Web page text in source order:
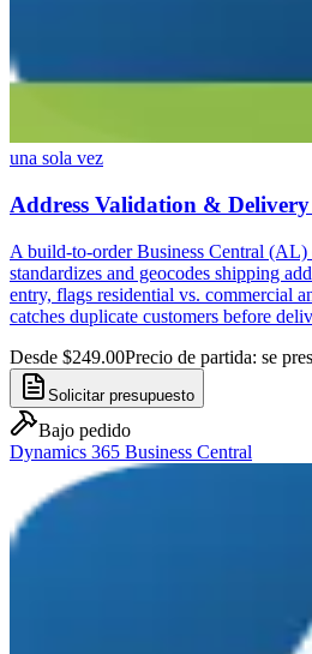
una sola vez
Address Validation &
A build-to-order Business Central (AL)
standardizes and geocodes shipping
entry, flags residential vs. commercial
catches duplicate customers before
Desde $249.00Precio de partida: se
Solicitar presupuesto
Bajo pedido
Dynamics 365 Business Central